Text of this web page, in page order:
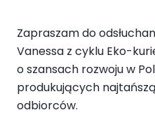
Zapraszam do
Vanessa z cyklu Eko-
o szansach rozwoju w
produkujących
odbiorców.